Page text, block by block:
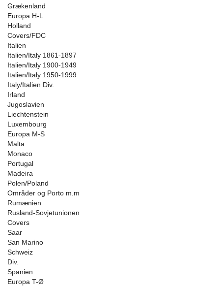
Grækenland
Europa H-L
Holland
Covers/FDC
Italien
Italien/Italy 1861-1897
Italien/Italy 1900-1949
Italien/Italy 1950-1999
Italy/Italien Div.
Irland
Jugoslavien
Liechtenstein
Luxembourg
Europa M-S
Malta
Monaco
Portugal
Madeira
Polen/Poland
Områder og Porto m.m
Rumænien
Rusland-Sovjetunionen
Covers
Saar
San Marino
Schweiz
Div.
Spanien
Europa T-Ø